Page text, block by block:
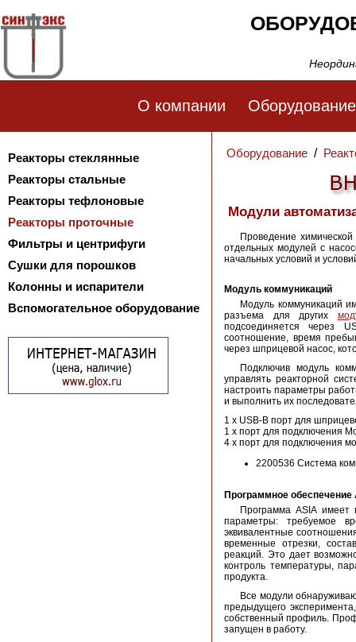
О компании Оборудование
Реакторы стеклянные
Реакторы стальные
Реакторы тефлоновые
Реакторы проточные
Фильтры и центрифуги
Сушки для порошков
Колонны и испарители
Вспомогательное оборудование
Оборудование /
Модули
Проведение
отдельных модулей с
начальных условий и
Модуль коммуникаций
Модуль коммуникаций
разъема для других
подсоединяется через
соотношение, время
через шприцевой насос,
Подключив модуль
управлять реакторной
настроить параметры
и выполнить их
1 x USB-B порт для
1 x порт для подключения
4 x порт для подключения
2200536 Система
Программное обеспечение
Программа ASIA
параметры: требуемое
эквивалентные
временные отрезки,
реакций. Это дает
контроль температуры,
продукта.
Все модули
предыдущего
собственный профиль.
запущен в работу.